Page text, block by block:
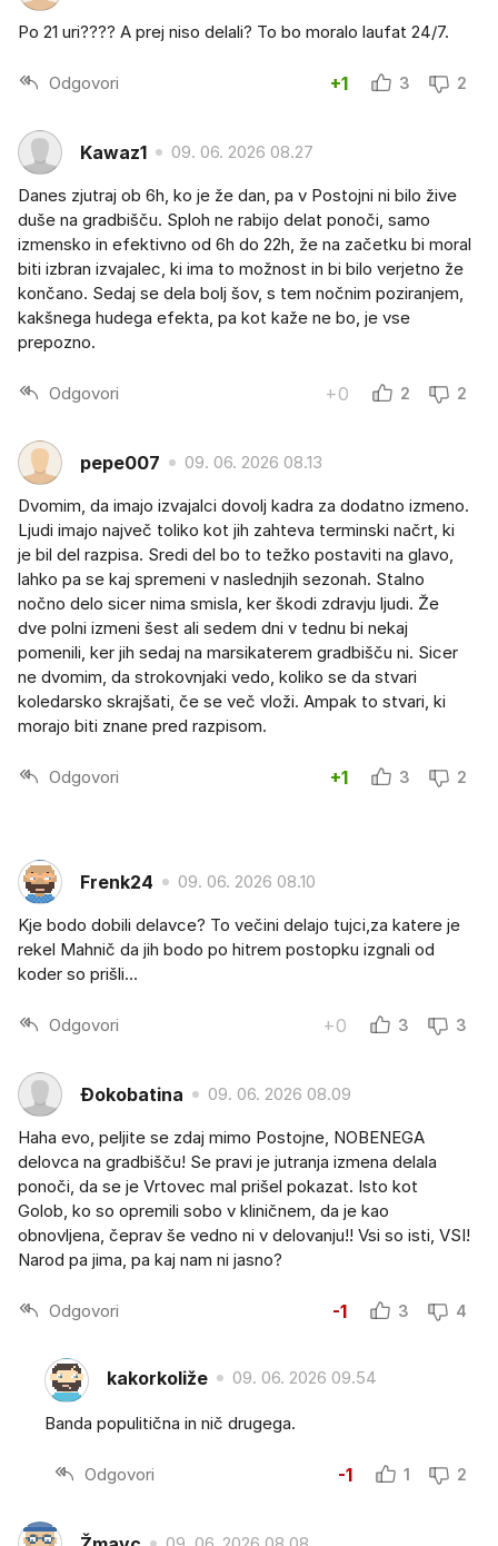
Po 21 uri???? A prej niso delali? To bo moralo laufat 24/7.
Odgovori +1 3 2
Kawaz1 09. 06. 2026 08.27
Danes zjutraj ob 6h, ko je že dan, pa v Postojni ni bilo žive
duše na gradbišču. Sploh ne rabijo delat ponoči, samo
izmensko in efektivno od 6h do 22h, že na začetku bi moral
biti izbran izvajalec, ki ima to možnost in bi bilo verjetno že
končano. Sedaj se dela bolj šov, s tem nočnim poziranjem,
kakšnega hudega efekta, pa kot kaže ne bo, je vse
prepozno.
Odgovori +0 2 2
pepe007 09. 06. 2026 08.13
Dvomim, da imajo izvajalci dovolj kadra za dodatno izmeno.
Ljudi imajo največ toliko kot jih zahteva terminski načrt, ki
je bil del razpisa. Sredi del bo to težko postaviti na glavo,
lahko pa se kaj spremeni v naslednjih sezonah. Stalno
nočno delo sicer nima smisla, ker škodi zdravju ljudi. Že
dve polni izmeni šest ali sedem dni v tednu bi nekaj
pomenili, ker jih sedaj na marsikaterem gradbišču ni. Sicer
ne dvomim, da strokovnjaki vedo, koliko se da stvari
koledarsko skrajšati, če se več vloži. Ampak to stvari, ki
morajo biti znane pred razpisom.
Odgovori +1 3 2
Frenk24 09. 06. 2026 08.10
Kje bodo dobili delavce? To večini delajo tujci,za katere je
rekel Mahnič da jih bodo po hitrem postopku izgnali od
koder so prišli...
Odgovori +0 3 3
Đokobatina 09. 06. 2026 08.09
Haha evo, peljite se zdaj mimo Postojne, NOBENEGA
delovca na gradbišču! Se pravi je jutranja izmena delala
ponoči, da se je Vrtovec mal prišel pokazat. Isto kot
Golob, ko so opremili sobo v kliničnem, da je kao
obnovljena, čeprav še vedno ni v delovanju!! Vsi so isti, VSI!
Narod pa jima, pa kaj nam ni jasno?
Odgovori -1 3 4
kakorkoliže 09. 06. 2026 09.54
Banda populitična in nič drugega.
Odgovori -1 1 2